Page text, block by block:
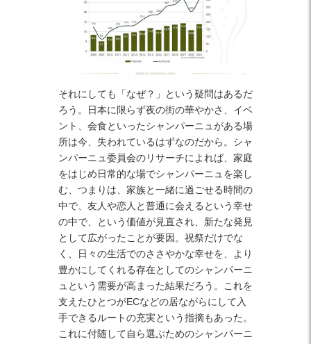
それにしても「なぜ？」という疑問はあるだ
ろう。日本に限らず夜の街の華やかさ、イベ
ント、会食といったシャンパーニュがある場
所は今、失われているはずなのだから。シャ
ンパーニュ委員会のリサーチによれば、家庭
をはじめ日常的な場でシャンパーニュを楽し
む、つまりは、家族と一緒に過ごせる時間の
中で、友人や恋人と普通に会えるという幸せ
の中で、という価値が見直され、新たな発見
として広がったことが要因。祝祭だけでな
く、日々の生活でのささやかな幸せを、より
豊かにしてくれる存在としてのシャンパーニ
ュという需要が高まった結果だろう。これを
支えたひとつがECなどの居ながらにして入
手できるルートの充実という指摘もあった。
これに付随して自ら選ぶためのシャンパーニ